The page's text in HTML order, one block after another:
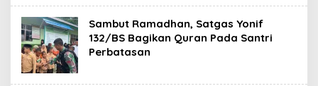
Sambut Ramadhan, Satgas Yonif
132/BS Bagikan Quran Pada Santri
Perbatasan